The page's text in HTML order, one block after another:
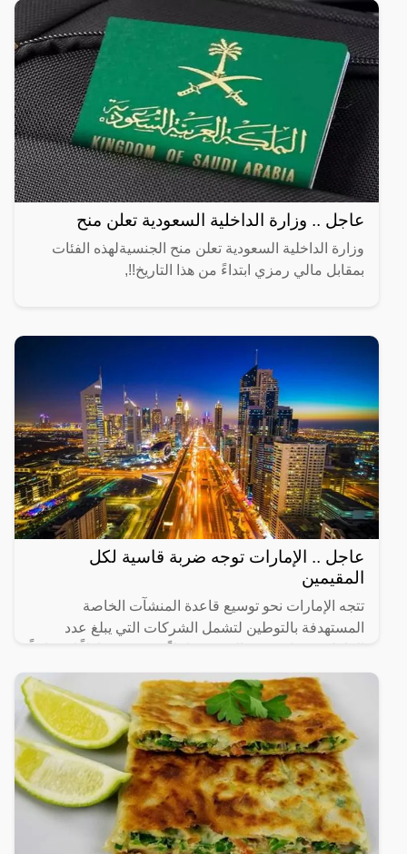
عاجل .. وزارة الداخلية السعودية تعلن منح
وزارة الداخلية السعودية تعلن منح الجنسيةلهذه الفئات
بمقابل مالي رمزي ابتداءً من هذا التاريخ!!,
عاجل .. الإمارات توجه ضربة قاسية لكل
المقيمين
تتجه الإمارات نحو توسيع قاعدة المنشآت الخاصة
المستهدفة بالتوطين لتشمل الشركات التي يبلغ عدد
رئيساً تم